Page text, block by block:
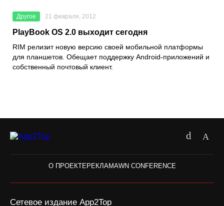
Другое 21 февраля, 2012
PlayBook OS 2.0 выходит сегодня
RIM релизит новую версию своей мобильной платформы
для планшетов. Обещает поддержку Android-приложений и
собственный почтовый клиент.
О ПРОЕКТЕ РЕКЛАМАWN CONFERENCE
Сетевое издание App2Top